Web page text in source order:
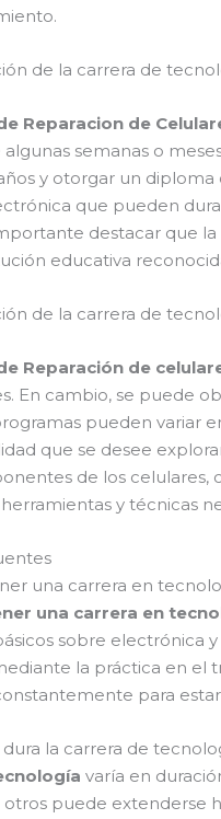
de la carrera de
Reparacion de
algunas semanas o
y otorgar un
que pueden
destacar que
educativa
de la carrera de
Reparación de
En cambio, se puede
pueden variar
que se desee
de los
y técnicas
una carrera en
una carrera en
sobre electrónica
la práctica en el
para
la carrera de
varía en
puede extenderse